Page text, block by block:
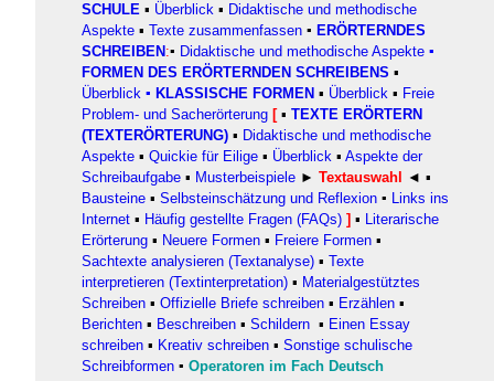
SCHULE ▪ Überblick ▪ Didaktische und methodische
Aspekte ▪ Texte zusammenfassen ▪ ERÖRTERNDES
SCHREIBEN :▪ Didaktische und methodische Aspekte ▪
FORMEN DES ERÖRTERNDEN SCHREIBENS ▪
Überblick ▪ KLASSISCHE FORMEN ▪ Überblick ▪ Freie
Problem- und Sacherörterung [ ▪ TEXTE ERÖRTERN
(TEXTERÖRTERUNG) ▪ Didaktische und methodische
Aspekte ▪ Quickie für Eilige ▪ Überblick ▪ Aspekte der
Schreibaufgabe ▪ Musterbeispiele ► Textauswahl
◄ ▪
Bausteine ▪ Selbsteinschätzung und Reflexion ▪ Links ins
Internet ▪ Häufig gestellte Fragen (FAQs) ] ▪ Literarische
Erörterung ▪ Neuere Formen ▪ Freiere Formen ▪
Sachtexte analysieren (Textanalyse) ▪ Texte
interpretieren (Textinterpretation) ▪ Materialgestütztes
Schreiben ▪ Offizielle Briefe schreiben ▪ Erzählen ▪
Berichten ▪ Beschreiben ▪ Schildern ▪ Einen Essay
schreiben ▪ Kreativ schreiben ▪ Sonstige schulische
Schreibformen ▪ Operatoren im Fach Deutsch